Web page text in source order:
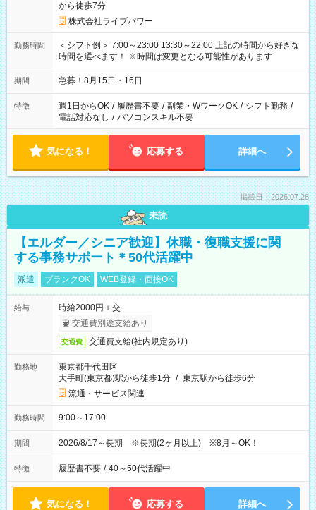
から徒歩7分
株式会社ライブパワー
勤務時間
＜シフト例＞ 7:00～23:00 13:30～22:00 上記の時間から好きな
時間を選べます！ ※時間は変更となる可能性があります
期間 急募！8月15日・16日
特徴 週1日からOK / 履歴書不要 / 副業・WワークOK / シフト勤務 /
電話対応なし / パソコンスキル不要
気になる！ 応募する 詳細へ
掲載日：2026.07.28
未読
【エルダー／シニア歓迎】休職・復職支援に関
する事務サポート＊50代活躍中
派遣 ブランクOK WEB登録・面接OK
給与
時給2000円＋交
交通費別途支給あり
交通費 交通費支給(社内規定あり)
勤務地
東京都千代田区
大手町(東京都)駅から徒歩1分 / 東京駅から徒歩6分
流通・サービス関連
勤務時間 9:00～17:00
期間 2026/8/17～長期 ※長期(2ヶ月以上) ※8月～OK！
特徴 履歴書不要 / 40～50代活躍中
気になる！ 応募する 詳細へ